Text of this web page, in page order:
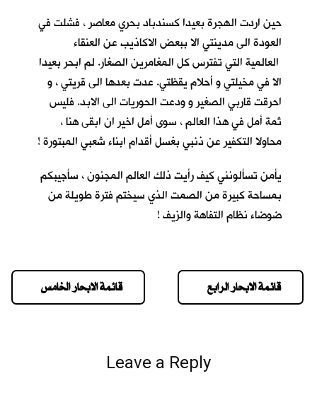
حين اردت الهجرة بعيدا كسندباد بحري معاصر ، فشلت في
العودة الى مدينتي الا ببعض الاكاذيب عن العنقاء
العالمية التي تفترس كل المغامرين الصغار. لم ابحر بعيدا
الا في مخيلتي و أحلام يقظتي. عدت بعدها الى قريتي ، و
احرقت قاربي الصغير و ودعت الحوريات الى الابد. فليس
ثمة أمل في هذا العالم ، سوى أمل اخير ان ابقى هنا ،
محاولا التكفير عن ذنبي بغسل أقدام ابناء شعبي المبتورة !
يأمن تسألونني كيف رأيت ذلك العالم المجنون ، سأجيبكم
بمساحة كبيرة من الصمت الذي سيختم فترة طويلة من
ضوضاء نظام التفاهة والزيف !
قائمة الابحار الخامس قائمة الابحار الرابع
Leave a Reply